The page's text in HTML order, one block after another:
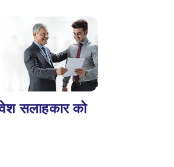
सलाहकार को